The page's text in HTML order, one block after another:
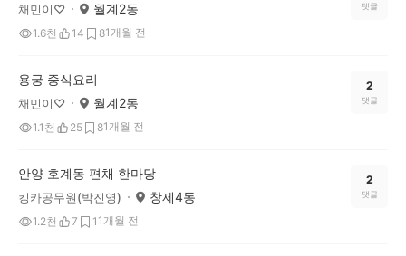
채민이♡ 월계2동
1.6천 14 81개월 전
댓글
용궁 중식요리
채민이♡ 월계2동
1.1천 25 81개월 전
2
댓글
안양 호계동 편채 한마당
킹카공무원(박진영) 창제4동
1.2천 7 1 1개월 전
2
댓글